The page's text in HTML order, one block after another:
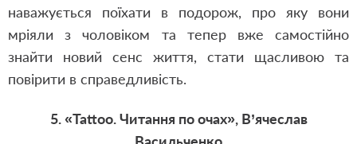
наважується поїхати в подорож, про яку вони
мріяли з чоловіком та тепер вже самостійно
знайти новий сенс життя, стати щасливою та
повірити в справедливість.
5. «Tattoo. Читання по очах», В’ячеслав